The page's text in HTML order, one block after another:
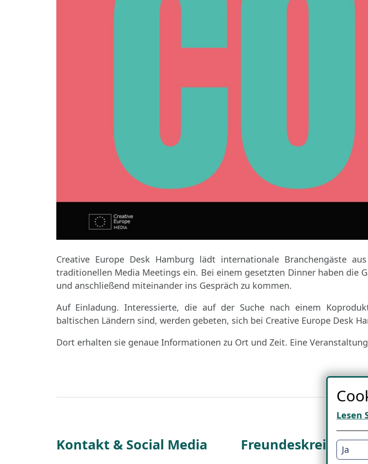
Creative Europe Desk Hamburg lädt internationale Branchengäste
traditionellen Media Meetings ein. Bei einem gesetzten Dinner haben die
und anschließend miteinander ins Gespräch zu kommen.
Auf Einladung. Interessierte, die auf der Suche nach einem
baltischen Ländern sind, werden gebeten, sich bei Creative Europe Desk
Dort erhalten sie genaue Informationen zu Ort und Zeit. Eine
Kontakt & Social Media Freundes­kreis
Lesen
Ja